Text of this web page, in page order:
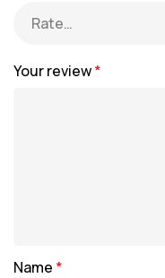
Your review*
Name *